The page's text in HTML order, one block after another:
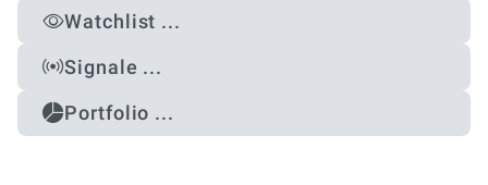
Watchlist ...
Signale ...
Portfolio ...